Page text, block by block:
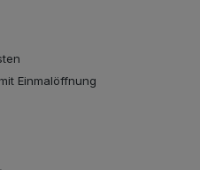
Einmalöffnung